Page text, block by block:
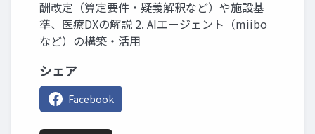
酬改定（算定要件・疑義解釈など）や施設基
準、医療DXの解説 2. AIエージェント（miibo
など）の構築・活用
シェア
Facebook